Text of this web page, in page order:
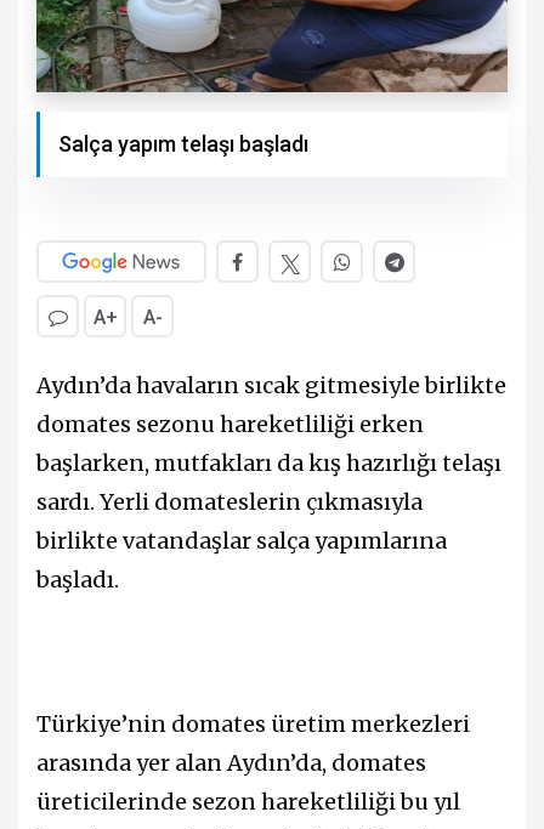
Salça yapım telaşı başladı
A+ A-
Aydın’da havaların sıcak gitmesiyle birlikte
domates sezonu hareketliliği erken
başlarken, mutfakları da kış hazırlığı telaşı
sardı. Yerli domateslerin çıkmasıyla
birlikte vatandaşlar salça yapımlarına
başladı.
Türkiye’nin domates üretim merkezleri
arasında yer alan Aydın’da, domates
üreticilerinde sezon hareketliliği bu yıl